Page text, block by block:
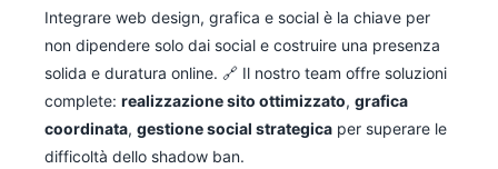
Integrare web design, grafica e social è la chiave per
non dipendere solo dai social e costruire una presenza
solida e duratura online. 🔗 Il nostro team offre soluzioni
complete: realizzazione sito ottimizzato, grafica
coordinata, gestione social strategica per superare le
difficoltà dello shadow ban.